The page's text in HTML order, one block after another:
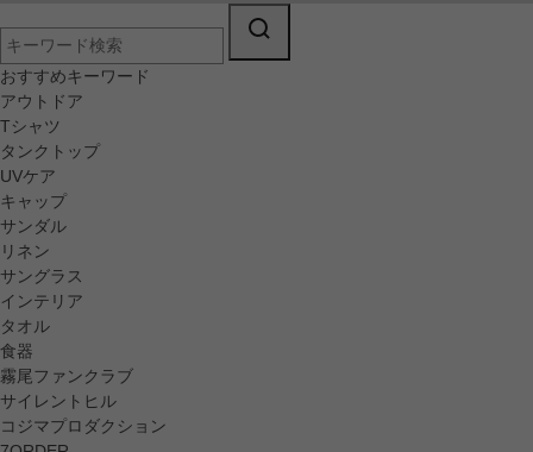
おすすめキーワード
アウトドア
Tシャツ
タンクトップ
UVケア
キャップ
サンダル
リネン
サングラス
インテリア
タオル
食器
霧尾ファンクラブ
サイレントヒル
コジマプロダクション